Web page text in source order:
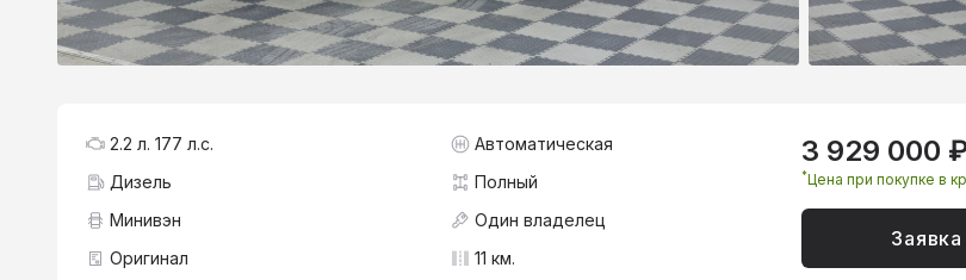
3 929 000
*Цена при покупке в
2.2 л. 177 л.с.
Автоматическая
Дизель
Полный
Минивэн
Один владелец
Оригинал
11 км.